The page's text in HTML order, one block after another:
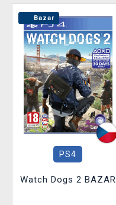
Bazar
PS4
Watch Dogs 2 BAZAR